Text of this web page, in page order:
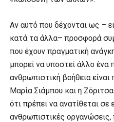
Αν αυτό που δέχονται ως –
κατά τα άλλα– προσφορά
που έχουν πραγματική
μπορεί να υποστεί άλλο ένα
ανθρωπιστική βοήθεια
Μαρία Σιάμπου και η
ότι πρέπει να ανατίθεται σε
ανθρωπιστικές οργανώσεις,